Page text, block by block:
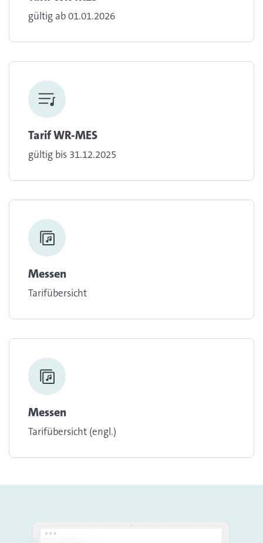
gültig ab 01.01.2026
Tarif WR-MES
gültig bis 31.12.2025
Messen
Tarifübersicht
Messen
Tarifübersicht (engl.)